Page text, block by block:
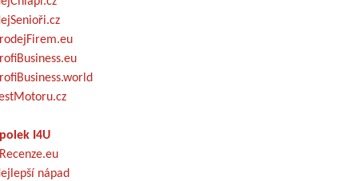
I4U
nápad